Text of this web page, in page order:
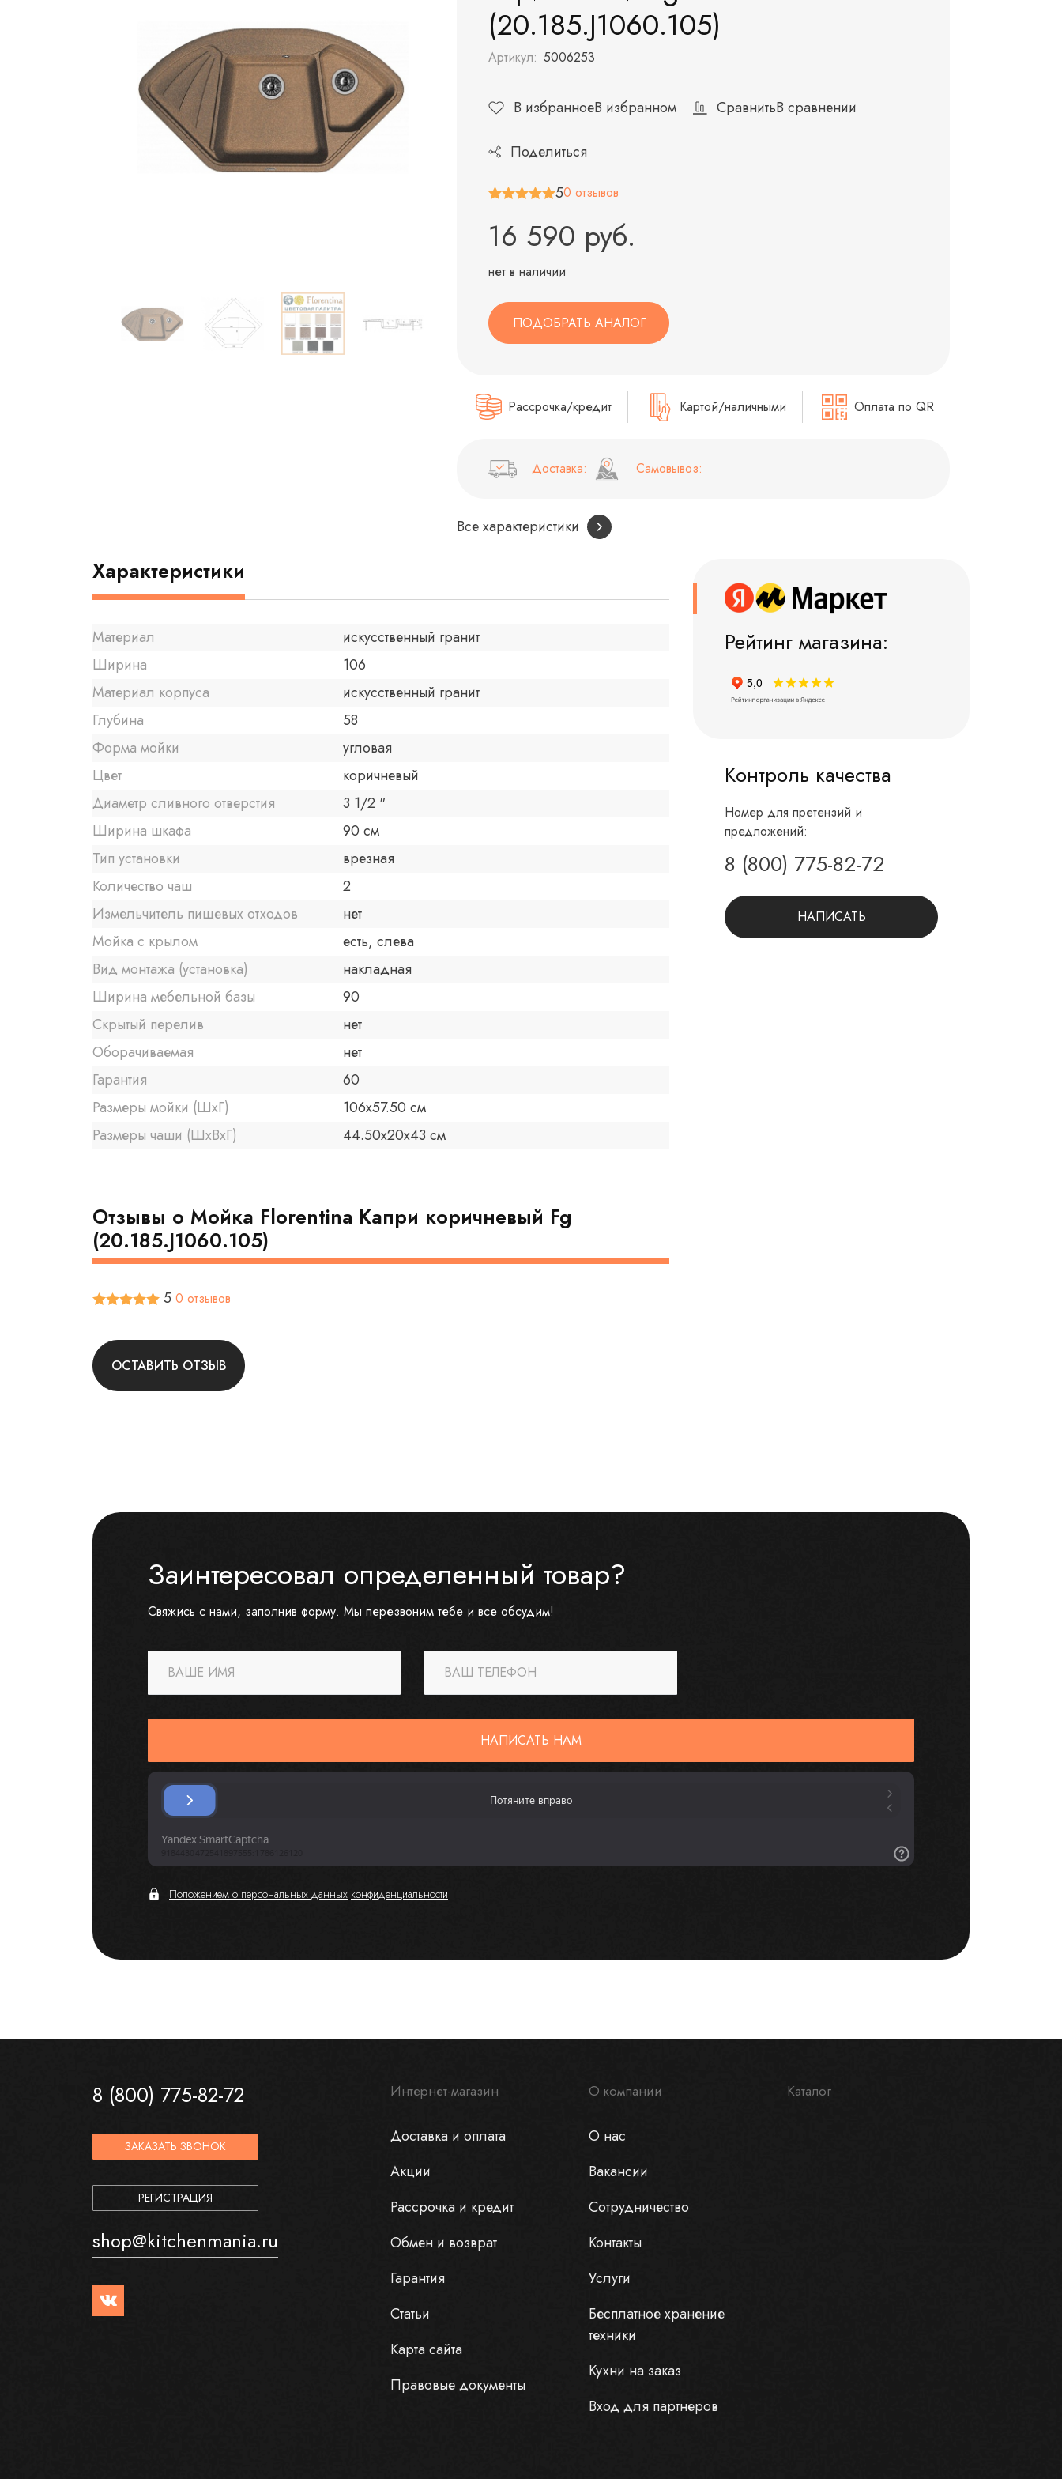
(20.185.J1060.105)
Артикул: 5006253
В избранноеВ избранном СравнитьВ сравнении
Поделиться
50 отзывов
16 590 руб.
нет в наличии
ПОДОБРАТЬ АНАЛОГ
Рассрочка/кредит Картой/наличными Оплата по QR
Доставка: Самовывоз:
Все характеристики
Рейтинг магазина:
Контроль качества
Номер для претензий и
предложений:
8 (800) 775-82-72
НАПИСАТЬ
Характеристики
Материал
искусственный гранит
Ширина
106
Материал корпуса
искусственный гранит
Глубина
58
Форма мойки
угловая
Цвет
коричневый
Диаметр сливного отверстия
3 1/2 "
Ширина шкафа
90 см
Тип установки
врезная
Количество чаш
2
Измельчитель пищевых отходов
нет
Мойка с крылом
есть, слева
Вид монтажа (установка)
накладная
Ширина мебельной базы
90
Скрытый перелив
нет
Оборачиваемая
нет
Гарантия
60
Размеры мойки (ШхГ)
106х57.50 см
Размеры чаши (ШхВхГ)
44.50х20x43 см
Отзывы о Мойка Florentina Капри коричневый Fg
(20.185.J1060.105)
5 0 отзывов
ОСТАВИТЬ ОТЗЫВ
Заинтересовал определенный товар?
Свяжись с нами, заполнив форму. Мы перезвоним тебе и все обсудим!
ВАШЕ ИМЯ ВАШ ТЕЛЕФОН
НАПИСАТЬ НАМ
Положением о персональных данных конфиденциальности
8 (800) 775-82-72
ЗАКАЗАТЬ ЗВОНОК
РЕГИСТРАЦИЯ
shop@kitchenmania.ru
Интернет-магазин
Доставка и оплата
Акции
Рассрочка и кредит
Обмен и возврат
Гарантия
Статьи
Карта сайта
Правовые документы
О компании
О нас
Вакансии
Сотрудничество
Контакты
Услуги
Бесплатное хранение
техники
Кухни на заказ
Вход для партнеров
Каталог